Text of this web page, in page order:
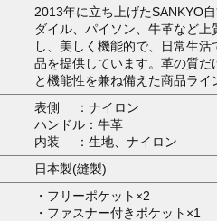
2013年に立ち上げたSANKYO
ダイル、パイソン、牛革など上
し、美しく機能的で、日常生
品を提供しています。革の質だ
と機能性を兼ね備えた商品ライ
表側 ：ナイロン
ハンドル：牛革
内装 ：生地、ナイロン
日本製(縫製)
・フリーポケット×2
・ファスナー付きポケット×1